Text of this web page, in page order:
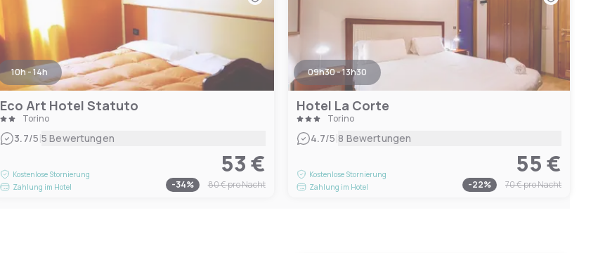
10h - 14h
Eco Art Hotel Statuto
Torino
3.7/5|5 Bewertungen
Kostenlose Stornierung
Zahlung im Hotel
53 €
-34% 80 €pro Nacht
09h30 - 13h30
Hotel La Corte
Torino
4.7/5|8 Bewertungen
Kostenlose Stornierung
Zahlung im Hotel
55 €
-22% 70 €pro Nacht